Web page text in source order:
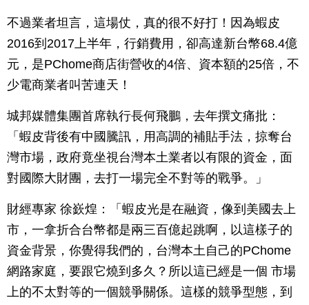
不過業者坦言，這場仗，真的很不好打！因為蝦皮
2016到2017上半年，行銷費用，卻高達新台幣68.4億
元，是PChome商店街營收的4倍、資本額的25倍，不
少電商業者叫苦連天！
城邦媒體集團首席執行長何飛鵬，去年撰文痛批：
「蝦皮背後有中國騰訊，用高調的補貼手法，掠奪台
灣市場，政府竟坐視台灣本土業者以有限的資金，面
對國際大財團，去打一場完全不對等的戰爭。」
財經專家 徐嶔煌：「蝦皮光是在融資，像到美國去上
市，一拿折合台幣都是兩三百億起跳啊，以這樣子的
資金背景，你覺得我們的，台灣本土自己的PChome
網路家庭，要跟它燒到多久？所以這已經是一個 市場
上的不太對等的一個競爭關係。這樣的競爭型態，到